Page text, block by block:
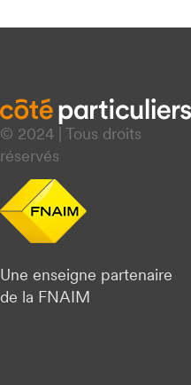
© 2024 | Tous droits
réservés
Une enseigne partenaire
de la FNAIM